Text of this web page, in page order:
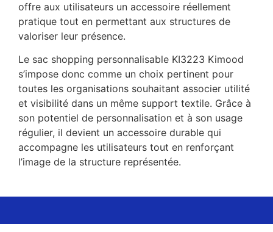
offre aux utilisateurs un accessoire réellement
pratique tout en permettant aux structures de
valoriser leur présence.
Le sac shopping personnalisable KI3223 Kimood
s’impose donc comme un choix pertinent pour
toutes les organisations souhaitant associer utilité
et visibilité dans un même support textile. Grâce à
son potentiel de personnalisation et à son usage
régulier, il devient un accessoire durable qui
accompagne les utilisateurs tout en renforçant
l’image de la structure représentée.